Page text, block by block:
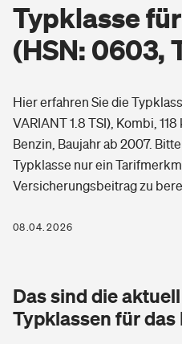
Berufsunfähigkeitsversicherung
Grundfähigkeitsversicherung
Arbeitsrechtsschutz
Berufshaftpflichtversicherung
Zur Übersicht
Tools
Wohnen
Elementarversicherung
Glasversicherung
Freizeit
Pri­vate Haft­pflicht­
Kinderunfall­ver­si­che­rung
Gesundheit
Private Krankenversicherung
Dread-Disease-Versicherung
Typklasse
(HSN: 0603,
Hier erfahren Sie die
VARIANT 1.8 TSI), Kombi,
Benzin, Baujahr ab 2007.
Typklasse nur ein
Versicherungsbeitrag zu
08.04.2026
Das sind die
Typklassen für das